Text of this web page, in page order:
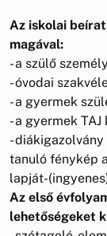
Az iskolai
magával:
- a szülő
- óvodai
- a gyermek
- a gyermek
-
tanuló fénykép
lapját-
Az első
lehetőségeket